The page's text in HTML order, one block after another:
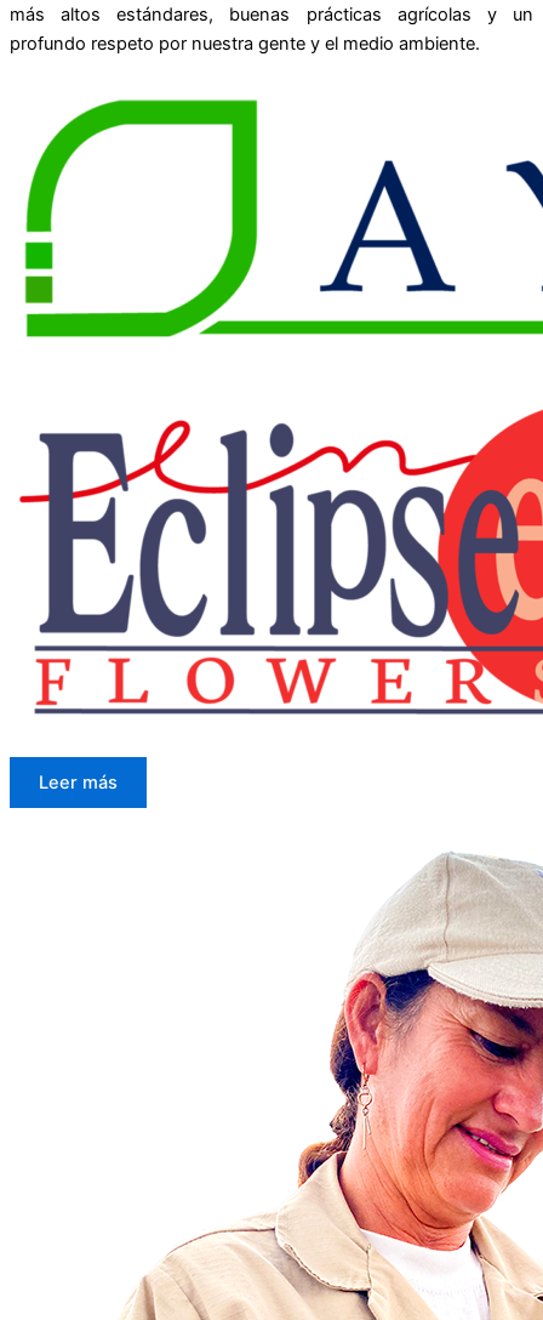
más altos estándares, buenas prácticas agrícolas y un
profundo respeto por nuestra gente y el medio ambiente.
Leer más